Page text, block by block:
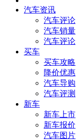
汽车资讯
汽车评论
汽车销量
汽车评论
买车
买车攻略
降价优惠
汽车导购
汽车评测
新车
新车上市
新车报价
汽车图片